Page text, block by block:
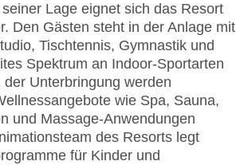
Lage eignet sich das Resort
Den Gästen steht in der Anlage mit
Tischtennis, Gymnastik und
Spektrum an Indoor-Sportarten
der Unterbringung werden
wie Spa, Sauna,
und Massage-Anwendungen
des Resorts legt
für Kinder und